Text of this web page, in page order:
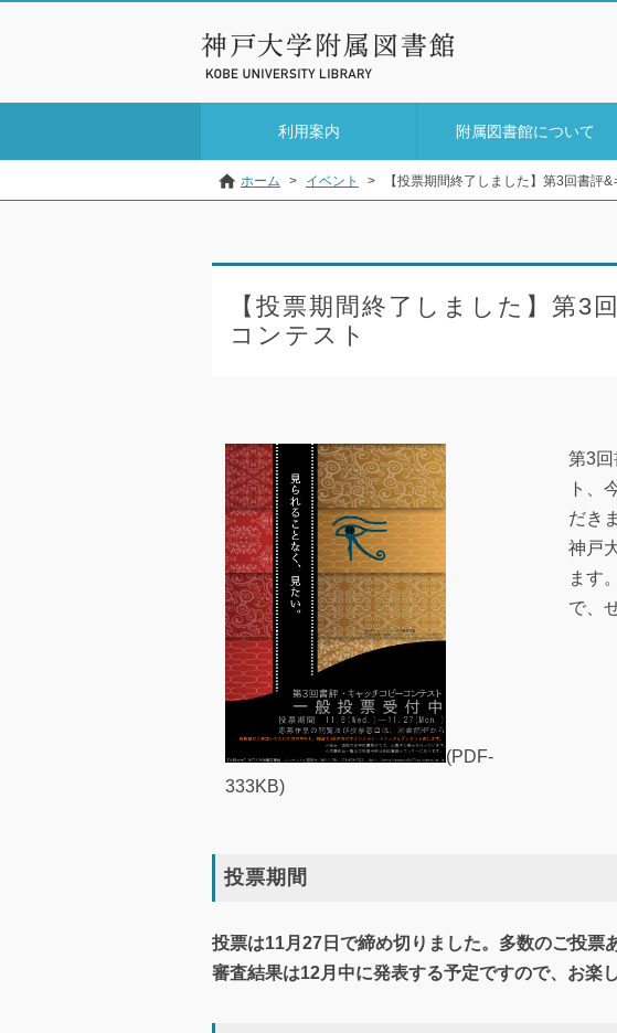
利用案内 附属図書館について
ホーム > イベント > 【投票期間終了しました】第3回書評
【投票期間終了しました】第3
コンテスト
(PDF-
333KB)
第3回
ト、
だき
神戸
ます
で、
投票期間
投票は11月27日で締め切りました。多数のご投票
審査結果は12月中に発表する予定ですので、お楽